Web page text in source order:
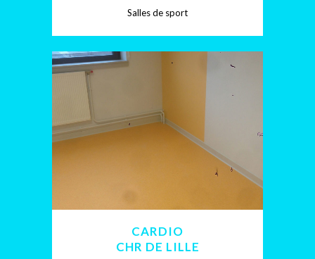
Salles de sport
CARDIO
CHR DE LILLE